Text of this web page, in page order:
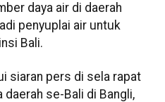
daya air di daerah
penyuplai air untuk
Bali.
siaran pers di sela rapat
se-Bali di Bangli,